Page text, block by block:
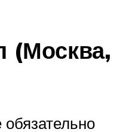
(Москва,
обязательно